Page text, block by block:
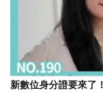
新數位身分證要來了